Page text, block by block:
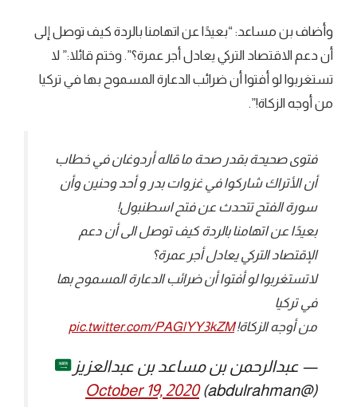
وأضاف بن مساعد: “بعيدًا عن اتهامنا بالردة كيف توصل إلى
أن دعم الاقتصاد التركي يعادل أجر عمرة؟”. وختم قائلا:” لا
تستغربوا لو أفتوا أن ضرائب الدعارة المسموح بها في تركيا
من أوجه الزكاة!”.
فتوى صحيحة بقدر صحة ما قاله أردوغان في خطاب
أن الأتراك شاركوا في غزوات بدر و أحد وحنين وأن
سورة الفتح تتحدث عن فتح اسطنبول!
بعيدًا عن اتهامنا بالردة كيف توصل الى أن دعم
الإقتصاد التركي يعادل أجر عمرة؟
لاتستغربوا لو أفتوا أن ضرائب الدعارة المسموح بها
في تركيا
من أوجه الزكاة!pic.twitter.com/PAGlYY3kZM
— عبدالرحمن بن مساعد بن عبدالعزيز
(@abdulrahman)
October 19, 2020